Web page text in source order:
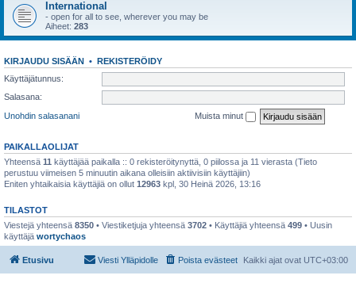
International
- open for all to see, wherever you may be
Aiheet: 283
KIRJAUDU SISÄÄN • REKISTERÖIDY
Käyttäjätunnus:
Salasana:
Unohdin salasanani
Muista minut
PAIKALLAOLIJAT
Yhteensä 11 käyttäjää paikalla :: 0 rekisteröitynyttä, 0 piilossa ja 11 vierasta (Tieto
perustuu viimeisen 5 minuutin aikana olleisiin aktiivisiin käyttäjiin)
Eniten yhtaikaisia käyttäjiä on ollut 12963 kpl, 30 Heinä 2026, 13:16
TILASTOT
Viestejä yhteensä 8350 • Viestiketjuja yhteensä 3702 • Käyttäjiä yhteensä 499 • Uusin
käyttäjä wortychaos
Etusivu Kaikki ajat ovat UTC+03:00
Poista evästeet
Viesti Ylläpidolle